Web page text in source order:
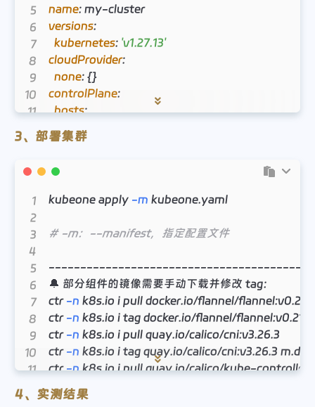
name: my-
versions:
kubernetes: 'v1.27.13'
cloudProvider:
none: {}
controlPlane:
hosts:
- publicAddress
privateAddress
staticWorkers
publicAddress: ''
sshPrivateKeyFile: '/root/.ssh/id_rsa'
# Provide the external address of your load
apiEndpoint
host '172.16.100.1'
port: 6443
machineController:
# 指定镜像仓库（kubeadm、calico、flannel）
3、部署集群
kubeone apply -m kubeone.yaml
# -m：--manifest，指定配置文件
🔔 部分组件的镜像需要手动下载并修改 tag：
ctr -n k8s.io i pull docker.io/flannel/flannel:v0.21.3
ctr -n k8s.io i tag docker.io/flannel/
ctr -n k8s.io i pull quay.io/calico/cni:v3.26.3
ctr -n k8s.io i tag quay.io/calico/cni:v3.26.3
ctr -n k8s.io i pull quay.io/calico/kube-
ctr -n k8s.io i tag quay.io/calico/kube-
ctr -n k8s.io i pull quay.io/calico/node:v3.26.3
4、实测结果